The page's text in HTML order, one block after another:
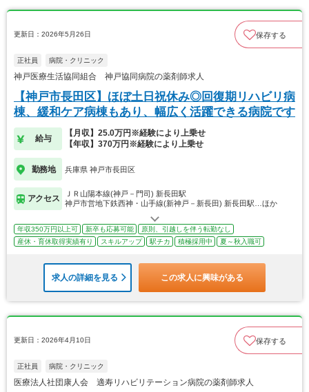
更新日：2026年5月26日 保存する
正社員 病院・クリニック
神戸医療生活協同組合 神戸協同病院の薬剤師求人
【神戸市長田区】ほぼ土日祝休み◎回復期リハビリ病
棟、緩和ケア病棟もあり、幅広く活躍できる病院です
給与
【月収】25.0万円※経験により上乗せ
【年収】370万円※経験により上乗せ
勤務地 兵庫県 神戸市長田区
アクセス
ＪＲ山陽本線(神戸－門司) 新長田駅
神戸市営地下鉄西神・山手線(新神戸－新長田) 新長田駅…ほか
年収350万円以上可 新卒も応募可能
原則、引越しを伴う転勤なし
産休・育休取得実績有り
スキルアップ 駅チカ 積極採用中 夏～秋入職可
求人の詳細を見る この求人に興味がある
更新日：2026年4月10日 保存する
正社員 病院・クリニック
医療法人社団康人会 適寿リハビリテーション病院の薬剤師求人